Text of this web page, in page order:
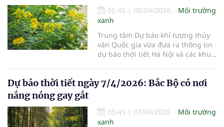
05:45 | 08/04/2026
Môi trường
xanh
Trung tâm Dự báo khí tượng thủy
văn Quốc gia vừa đưa ra thông tin
dự báo thời tiết Hà Nội và các khu
Dự báo thời tiết ngày 7/4/2026: Bắc Bộ có nơi
nắng nóng gay gắt
05:45 | 07/04/2026
Môi trường
xanh